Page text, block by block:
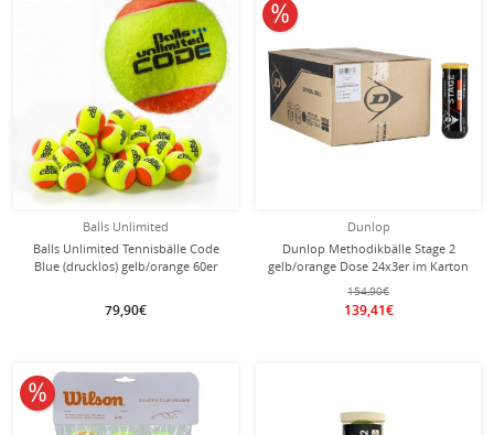
Balls Unlimited
Balls Unlimited Tennisbälle Code
Blue (drucklos) gelb/orange 60er
79,90€
Dunlop
Dunlop Methodikbälle Stage 2
gelb/orange Dose 24x3er im Karton
154,90€
139,41€
10% reduziert
10% reduziert